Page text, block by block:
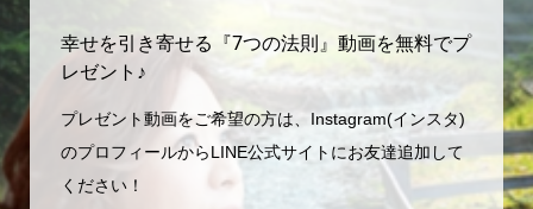
幸せを引き寄せる『7つの法則』動画を無料でプ
レゼント♪
プレゼント動画をご希望の方は、Instagram(インスタ)
のプロフィールからLINE公式サイトにお友達追加して
ください！